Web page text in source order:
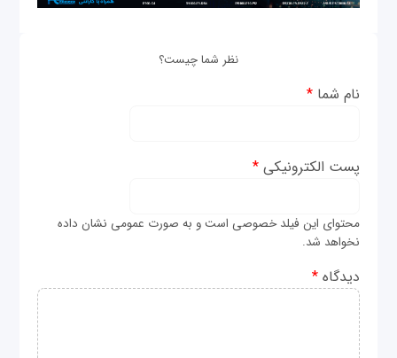
نظر شما چیست؟
نام شما*
پست الکترونیکی*
محتوای این فیلد خصوصی است و به صورت عمومی نشان داده
نخواهد شد.
دیدگاه*